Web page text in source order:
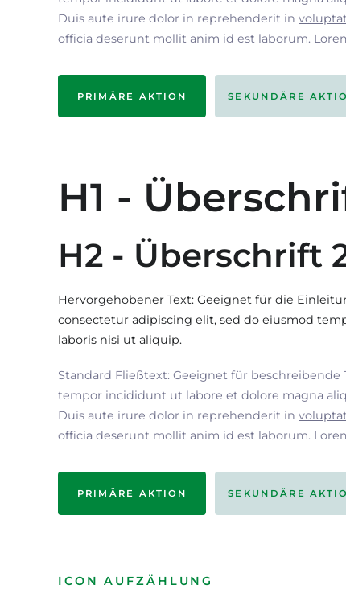
Duis aute irure dolor in reprehenderit in
officia deserunt mollit anim id est laborum.
PRIMÄRE AKTION SEKUNDÄRE
H1 -
H2 - Überschrift
Hervorgehobener Text: Geeignet für die
consectetur adipiscing elit, sed do eiusmod
laboris nisi ut aliquip.
Standard Fließtext: Geeignet für beschreibende
tempor incididunt ut labore et dolore magna
Duis aute irure dolor in reprehenderit in
officia deserunt mollit anim id est laborum.
PRIMÄRE AKTION SEKUNDÄRE
ICON AUFZÄHLUNG